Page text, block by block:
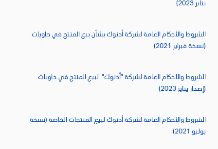
يناير 2023)
الشروط والأحكام العامة لشركة أدنوك بشأن بيع المنتج في حاويات
(نسخة فبراير 2021)
الشروط والأحكام العامة لشركة "أدنوك" لبيع المنتج في حاويات
(إصدار يناير 2023)
الشروط والأحكام العامة لشركة أدنوك لبيع المنتجات الخاصة (نسخة
يوليو 2021)